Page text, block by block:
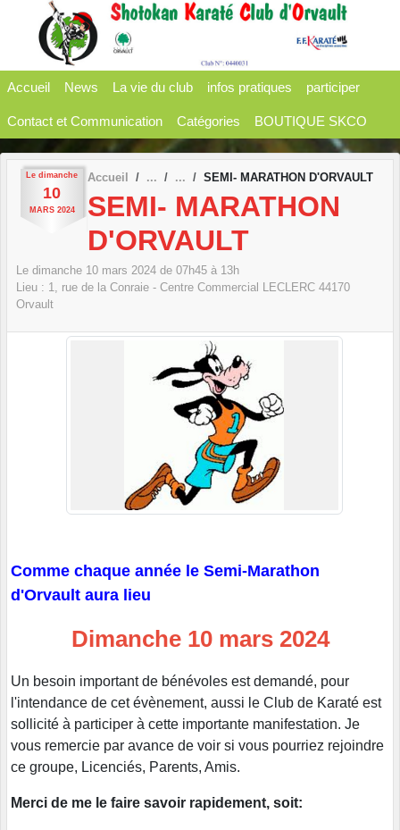
Accueil News La vie du club infos pratiques participer
Contact et Communication Catégories BOUTIQUE SKCO
Le dimanche
10
MARS 2024
Accueil SEMI- MARATHON D'ORVAULT
SEMI- MARATHON
D'ORVAULT
Le dimanche 10 mars 2024 de 07h45 à 13h
Lieu : 1, rue de la Conraie - Centre Commercial LECLERC 44170
Orvault
Comme chaque année le Semi-Marathon
d'Orvault aura lieu
Dimanche 10 mars 2024
Un besoin important de bénévoles est demandé, pour
l'intendance de cet évènement, aussi le Club de Karaté est
sollicité à participer à cette importante manifestation. Je
vous remercie par avance de voir si vous pourriez rejoindre
ce groupe, Licenciés, Parents, Amis.
Merci de me le faire savoir rapidement, soit:
Panneau de gestion des cookies